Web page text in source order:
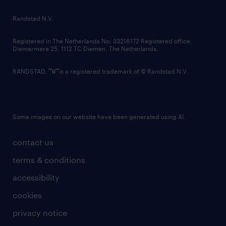
country websites
contact us
terms & conditions
accessibility
cookies
privacy notice
Randstad N.V.
Registered in The Netherlands No: 33216172 Registered office:
Diemermere 25, 1112 TC Diemen, The Netherlands.
RANDSTAD, is a registered trademark of © Randstad N.V.
Some images on our website have been generated using AI.